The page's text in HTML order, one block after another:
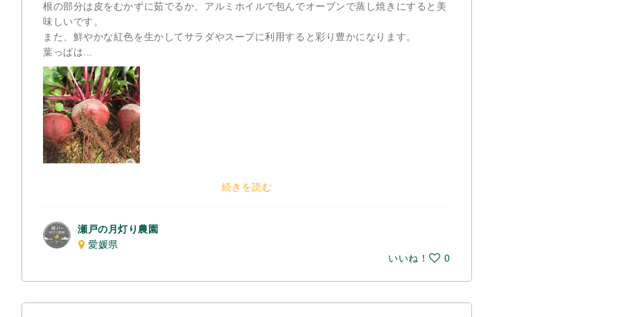
根の部分は皮をむかずに茹でるか、アルミホイルで包んでオーブンで蒸し焼きにすると美
味しいです。
また、鮮やかな紅色を生かしてサラダやスープに利用すると彩り豊かになります。
葉っぱは...
続きを読む
瀬戸の月灯り農園
愛媛県
いいね！
0